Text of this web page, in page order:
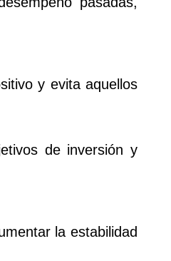
y evita aquellos
de inversión y
la estabilidad